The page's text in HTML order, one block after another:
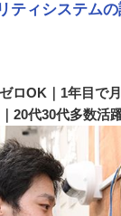
ティシステム
ロOK｜1年目で
20代30代多数活